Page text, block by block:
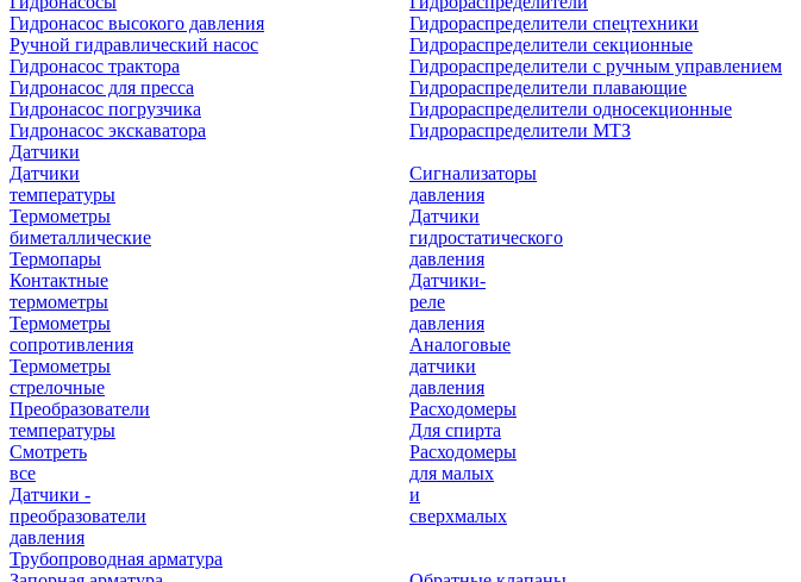
Гидронасос высокого давления
Ручной гидравлический насос
Гидронасос трактора
Гидронасос для пресса
Гидронасос погрузчика
Гидронасос экскаватора
Гидрораспределители спецтехники
Гидрораспределители секционные
Гидрораспределители с ручным управлением
Гидрораспределители плавающие
Гидрораспределители односекционные
Гидрораспределители МТЗ
Датчики
Датчики
температуры
Термометры
биметаллические
Термопары
Контактные
термометры
Термометры
сопротивления
Термометры
стрелочные
Преобразователи
температуры
Смотреть
все
Датчики -
преобразователи
давления
Сигнализаторы
давления
Датчики
гидростатического
давления
Датчики-
реле
давления
Аналоговые
датчики
давления
Расходомеры
Для спирта
Расходомеры
для малых
и
сверхмалых
Трубопроводная арматура